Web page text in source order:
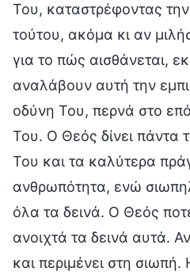
Του, καταστρέφοντας
τούτου, ακόμα κι αν
για το πώς αισθάνεται,
αναλάβουν αυτή την
οδύνη Του, περνά στο
Του. Ο Θεός δίνει πάντα
Του και τα καλύτερα
ανθρωπότητα, ενώ
όλα τα δεινά. Ο Θεός
ανοιχτά τα δεινά αυτά.
και περιμένει στη